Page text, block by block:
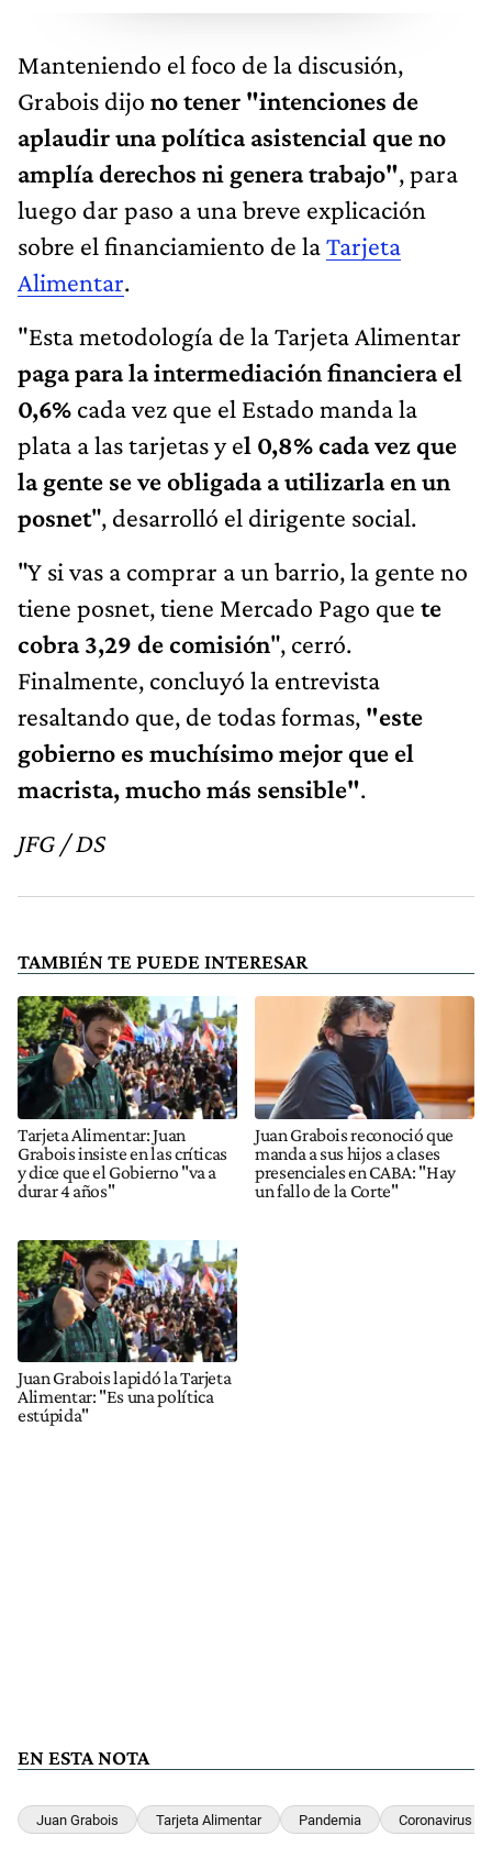
Manteniendo el foco de la discusión,
Grabois dijo no tener "intenciones de
aplaudir una política asistencial que no
amplía derechos ni genera trabajo", para
luego dar paso a una breve explicación
sobre el financiamiento de laTarjeta
Alimentar.
"Esta metodología de la Tarjeta Alimentar
paga para la intermediación financiera el
0,6% cada vez que el Estado manda la
plata a las tarjetas y el 0,8% cada vez que
la gente se ve obligada a utilizarla en un
posnet", desarrolló el dirigente social.
"Y si vas a comprar a un barrio, la gente no
tiene posnet, tiene Mercado Pago que te
cobra 3,29 de comisión", cerró.
Finalmente, concluyó la entrevista
resaltando que, de todas formas, "este
gobierno es muchísimo mejor que el
macrista, mucho más sensible".
JFG / DS
TAMBIÉN TE PUEDE INTERESAR
Tarjeta Alimentar: Juan
Grabois insiste en las críticas
y dice que el Gobierno "va a
durar 4 años"
Juan Grabois reconoció que
manda a sus hijos a clases
presenciales en CABA: "Hay
un fallo de la Corte"
Juan Grabois lapidó la Tarjeta
Alimentar: "Es una política
estúpida"
EN ESTA NOTA
Juan Grabois Tarjeta Alimentar Pandemia Coronavirus